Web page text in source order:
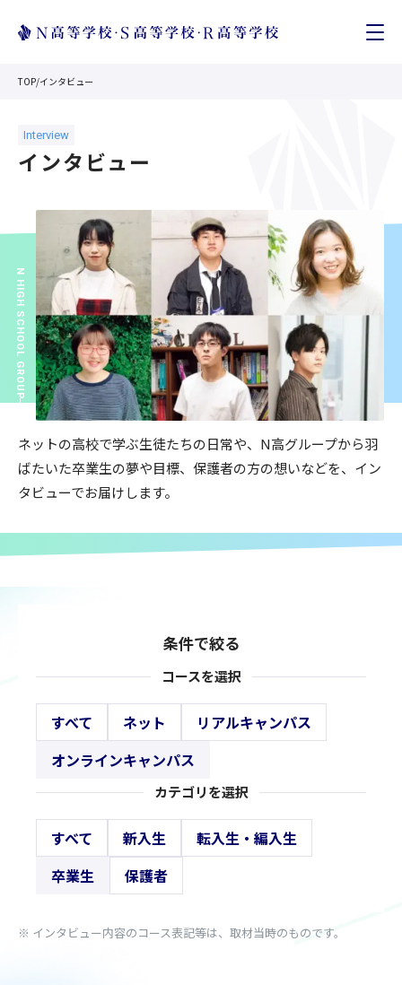
TOP/インタビュー
インタビュー
ネットの高校で学ぶ生徒たちの日常や、N高グループから羽
ばたいた卒業生の夢や目標、保護者の方の想いなどを、イン
タビューでお届けします。
条件で絞る
コースを選択
すべて ネット
リアルキャンパス
オンラインキャンパス
カテゴリを選択
すべて 新入生
転入生・編入生
卒業生
保護者
※ インタビュー内容のコース表記等は、取材当時のものです。